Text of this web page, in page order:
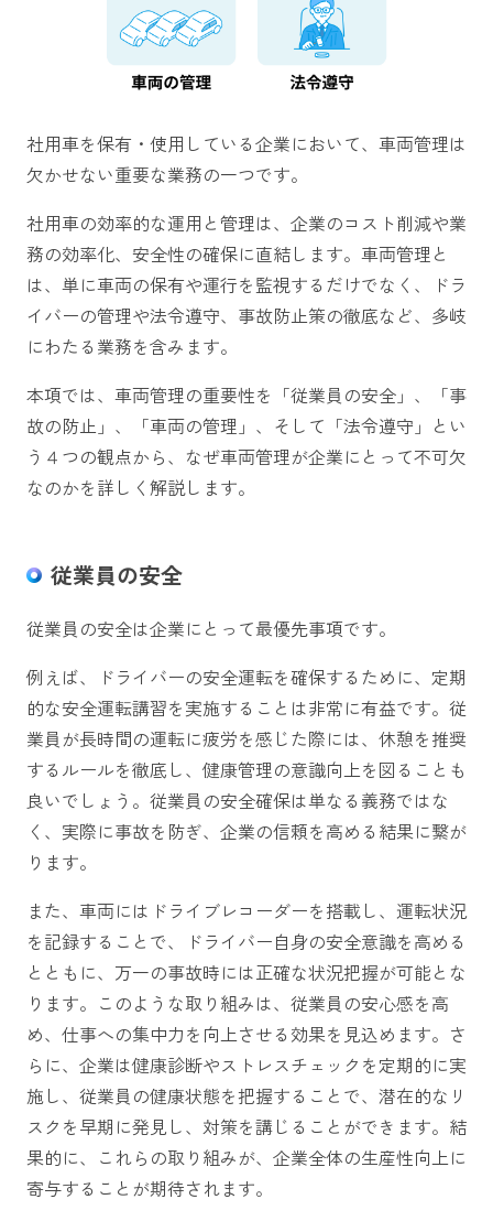
社用車を保有・使用している企業において、車両管理は
欠かせない重要な業務の一つです。
社用車の効率的な運用と管理は、企業のコスト削減や業
務の効率化、安全性の確保に直結します。車両管理と
は、単に車両の保有や運行を監視するだけでなく、ドラ
イバーの管理や法令遵守、事故防止策の徹底など、多岐
にわたる業務を含みます。
本項では、車両管理の重要性を「従業員の安全」、「事
故の防止」、「車両の管理」、そして「法令遵守」とい
う４つの観点から、なぜ車両管理が企業にとって不可欠
なのかを詳しく解説します。
従業員の安全
従業員の安全は企業にとって最優先事項です。
例えば、ドライバーの安全運転を確保するために、定期
的な安全運転講習を実施することは非常に有益です。従
業員が長時間の運転に疲労を感じた際には、休憩を推奨
するルールを徹底し、健康管理の意識向上を図ることも
良いでしょう。従業員の安全確保は単なる義務ではな
く、実際に事故を防ぎ、企業の信頼を高める結果に繋が
ります。
また、車両にはドライブレコーダーを搭載し、運転状況
を記録することで、ドライバー自身の安全意識を高める
とともに、万一の事故時には正確な状況把握が可能とな
ります。このような取り組みは、従業員の安心感を高
め、仕事への集中力を向上させる効果を見込めます。さ
らに、企業は健康診断やストレスチェックを定期的に実
施し、従業員の健康状態を把握することで、潜在的なリ
スクを早期に発見し、対策を講じることができます。結
果的に、これらの取り組みが、企業全体の生産性向上に
寄与することが期待されます。